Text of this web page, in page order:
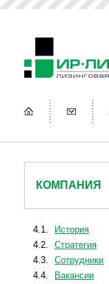
КОМПАНИЯ
4.1.
История
4.2.
Стратегия
4.3.
Сотрудники
4.4.
Вакансии